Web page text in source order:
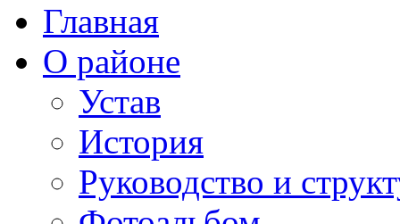
Главная
О районе
Устав
История
Руководство и